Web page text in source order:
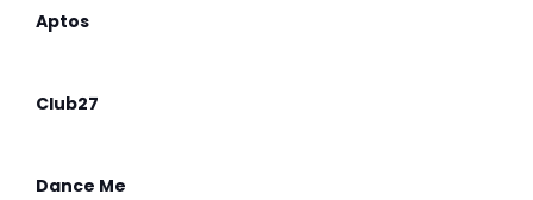
Aptos
Club27
Dance Me